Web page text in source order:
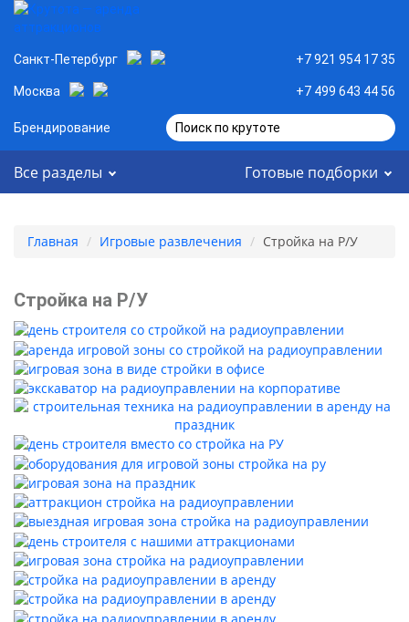
Санкт-Петербург +7 921 954 17 35
Москва +7 499 643 44 56
Брендирование Поиск по крутоте
Все разделы Готовые подборки
Главная Игровые развлечения Стройка на Р/У
Стройка на Р/У